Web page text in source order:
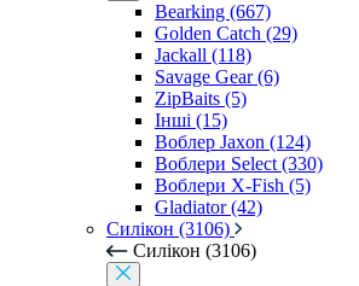
Bearking (667)
Golden Catch (29)
Jackall (118)
Savage Gear (6)
ZipBaits (5)
Інші (15)
Воблер Jaxon (124)
Воблери Select (330)
Воблери X-Fish (5)
Gladiator (42)
Силікон (3106)
Силікон (3106)